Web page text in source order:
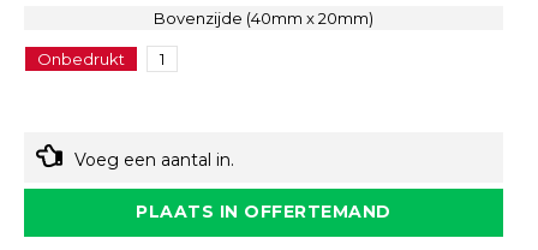
Bovenzijde (40mm x 20mm)
Onbedrukt 1
Voeg een aantal in.
PLAATS IN OFFERTEMAND